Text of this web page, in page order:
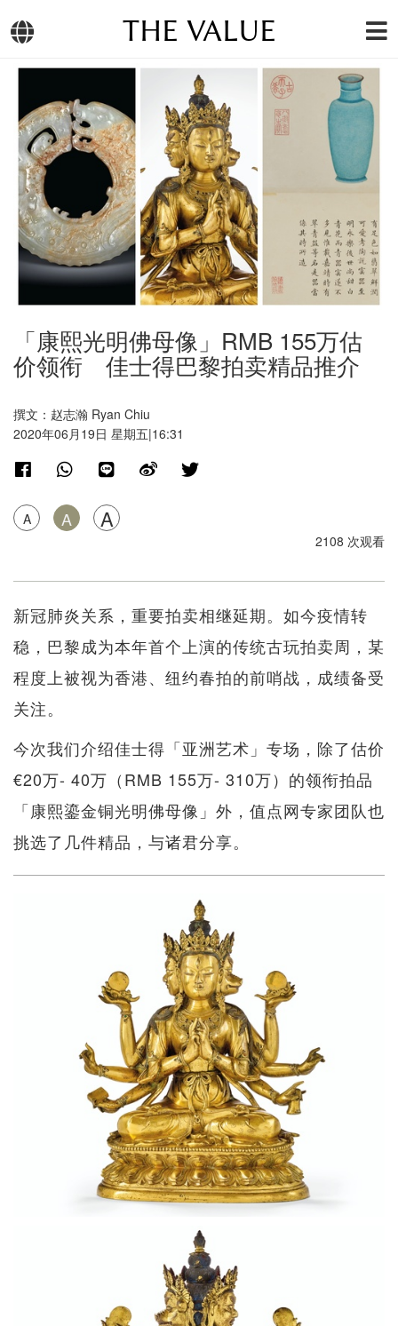
THE VALUE
「康熙光明佛母像」RMB 155万估
价领衔 佳士得巴黎拍卖精品推介
撰文：赵志瀚 Ryan Chiu
2020年06月19日 星期五|16:31
A A A
2108 次观看
新冠肺炎关系，重要拍卖相继延期。如今疫情转
稳，巴黎成为本年首个上演的传统古玩拍卖周，某
程度上被视为香港、纽约春拍的前哨战，成绩备受
关注。
今次我们介绍佳士得「亚洲艺术」专场，除了估价
€20万- 40万（RMB 155万- 310万）的领衔拍品
「康熙鎏金铜光明佛母像」外，值点网专家团队也
挑选了几件精品，与诸君分享。